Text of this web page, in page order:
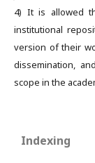
4) It is allowed
institutional
version of their
dissemination,
scope in the
Indexing